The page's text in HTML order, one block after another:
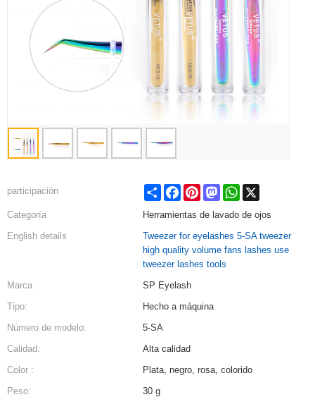
participación Share FacebookPinterestMastodonWhatsApp
Categoría
Herramientas de lavado de ojos
English details
Tweezer for eyelashes 5-SA tweezer
high quality volume fans lashes use
tweezer lashes tools
Marca
SP Eyelash
Tipo:
Hecho a máquina
Número de modelo:
5-SA
Calidad:
Alta calidad
Color :
Plata, negro, rosa, colorido
Peso:
30 g